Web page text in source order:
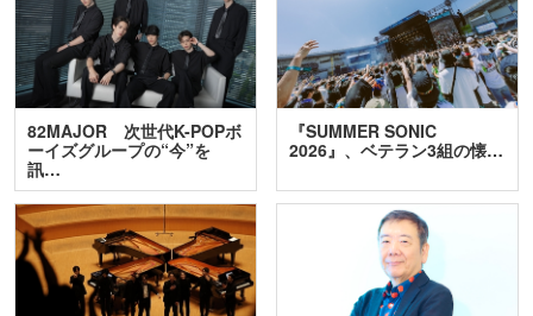
82MAJOR 次世代K-POPボ
ーイズグループの“今”を
訊…
『SUMMER SONIC
2026』、ベテラン3組の懐…